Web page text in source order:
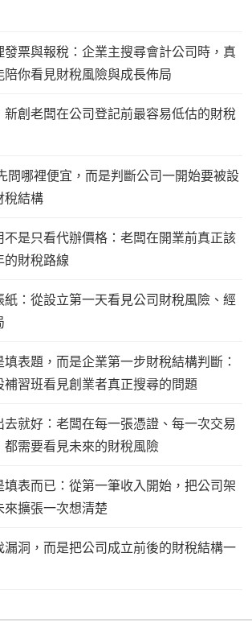
票與報稅：企業主搜尋會計公司時，真
你看見財稅風險與成長佈局
新創老闆在公司登記前最容易低估的財稅
問哪裡便宜，而是判斷公司一開始要被設
稅結構
是只看代辦價格：老闆在開業前真正該
財稅路線
：從設立第一天看見公司財稅風險、經
表題，而是企業第一步財稅結構判斷：
習班看見創業者真正搜尋的問題
就好：老闆在每一張憑證、每一次交易
需要看見未來的財稅風險
表而已：從第一筆收入開始，把公司架
擴張一次想清楚
漏洞，而是把公司成立前後的財稅結構一